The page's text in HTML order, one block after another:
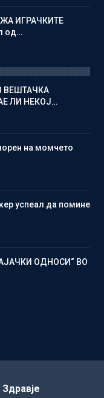
ИГРАЧКИТЕ
од…
ВЕШТАЧКА
ЛИ НЕКОЈ…
на момчето
успеал да помине
ОДНОСИ“ ВО
Здравје